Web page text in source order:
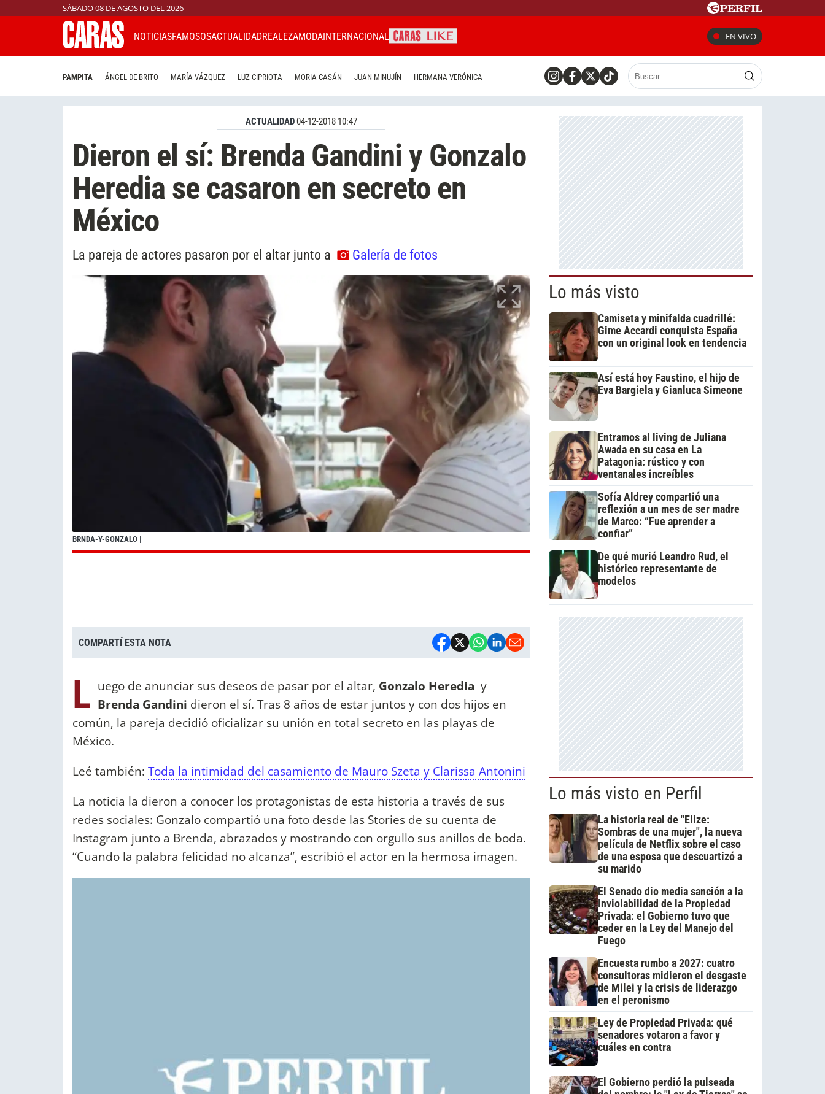
SÁBADO 08 DE AGOSTO DEL 2026
NOTICIASFAMOSOSACTUALIDADREALEZAMODAINTERNACIONAL EN VIVO
PAMPITA ÁNGEL DE BRITO MARÍA VÁZQUEZ LUZ CIPRIOTA MORIA CASÁN JUAN MINUJÍN HERMANA VERÓNICA
ACTUALIDAD04-12-2018 10:47
Dieron el sí: Brenda Gandini y Gonzalo
Heredia se casaron en secreto en
México
La pareja de actores pasaron por el altar junto a Galería de fotos
BRNDA-Y-GONZALO |
COMPARTÍ ESTA NOTA
L uego de anunciar sus deseos de pasar por el altar, Gonzalo Heredia y
Brenda Gandini dieron el sí. Tras 8 años de estar juntos y con dos hijos en
común, la pareja decidió oficializar su unión en total secreto en las playas de
México.
Leé también: Toda la intimidad del casamiento de Mauro Szeta y Clarissa Antonini
La noticia la dieron a conocer los protagonistas de esta historia a través de sus
redes sociales: Gonzalo compartió una foto desde las Stories de su cuenta de
Instagram junto a Brenda, abrazados y mostrando con orgullo sus anillos de boda.
“Cuando la palabra felicidad no alcanza”, escribió el actor en la hermosa imagen.
Lo más visto
Camiseta y minifalda cuadrillé:
Gime Accardi conquista España
con un original look en tendencia
Así está hoy Faustino, el hijo de
Eva Bargiela y Gianluca Simeone
Entramos al living de Juliana
Awada en su casa en La
Patagonia: rústico y con
ventanales increíbles
Sofía Aldrey compartió una
reflexión a un mes de ser madre
de Marco: “Fue aprender a
confiar”
De qué murió Leandro Rud, el
histórico representante de
modelos
Lo más visto en Perfil
La historia real de "Elize:
Sombras de una mujer", la nueva
película de Netflix sobre el caso
de una esposa que descuartizó a
su marido
El Senado dio media sanción a la
Inviolabilidad de la Propiedad
Privada: el Gobierno tuvo que
ceder en la Ley del Manejo del
Fuego
Encuesta rumbo a 2027: cuatro
consultoras midieron el desgaste
de Milei y la crisis de liderazgo
en el peronismo
Ley de Propiedad Privada: qué
senadores votaron a favor y
cuáles en contra
El Gobierno perdió la pulseada